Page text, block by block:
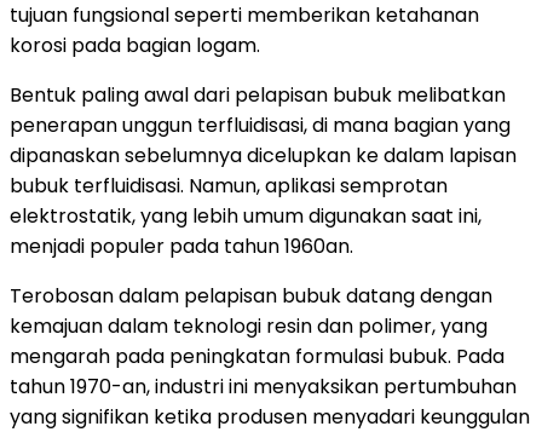
tujuan fungsional seperti memberikan ketahanan
korosi pada bagian logam.
Bentuk paling awal dari pelapisan bubuk melibatkan
penerapan unggun terfluidisasi, di mana bagian yang
dipanaskan sebelumnya dicelupkan ke dalam lapisan
bubuk terfluidisasi. Namun, aplikasi semprotan
elektrostatik, yang lebih umum digunakan saat ini,
menjadi populer pada tahun 1960an.
Terobosan dalam pelapisan bubuk datang dengan
kemajuan dalam teknologi resin dan polimer, yang
mengarah pada peningkatan formulasi bubuk. Pada
tahun 1970-an, industri ini menyaksikan pertumbuhan
yang signifikan ketika produsen menyadari keunggulan